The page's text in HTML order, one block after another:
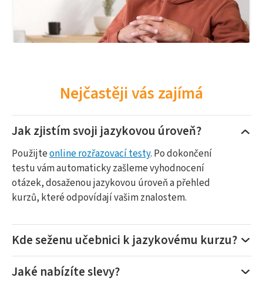
Nejčastěji vás zajímá
Jak zjistím svoji jazykovou úroveň?
Použijteonline rozřazovací testy. Po dokončení
testu vám automaticky zašleme vyhodnocení
otázek, dosaženou jazykovou úroveň a přehled
kurzů, které odpovídají vašim znalostem.
Kde seženu učebnici k jazykovému kurzu?
Jaké nabízíte slevy?